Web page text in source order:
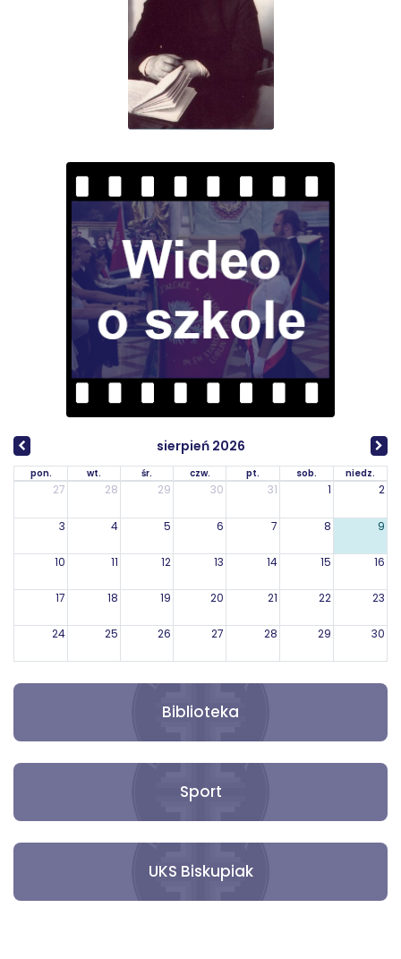
sierpień 2026
pon. wt. śr. czw. pt. sob. niedz.
27 28 29 30 31 1 2
3 4 5 6 7 8 9
10 11 12 13 14 15 16
17 18 19 20 21 22 23
24 25 26 27 28 29 30
Biblioteka
Sport
UKS Biskupiak